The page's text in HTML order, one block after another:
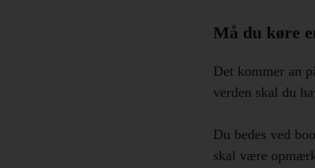
Må du køre
Det kommer an
verden skal du
Du bedes ved
skal være